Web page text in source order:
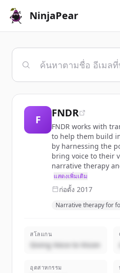
NinjaPear
F
FNDR
FNDR works with
to help them build
by harnessing the
bring voice to their
narrative therapy
แสดงเพิ่มเติม
ก่อตั้ง 2017
Narrative therapy for
สโลแกน
Giving Voice to Vision
อุตสาหกรรม